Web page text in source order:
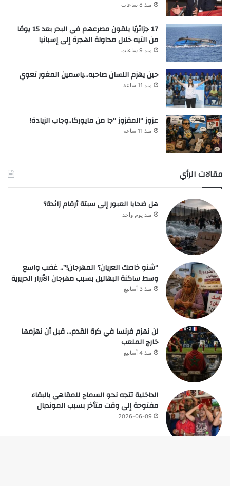
منذ 8 ساعات
17 جزائريًا يلقون مصرعهم في البحر بعد 15 يومًا
من التيه خلال محاولة الهجرة إلى إسبانيا
منذ 9 ساعات
حين يهزم اللسان صاحبه…ياسمين المغور تعوي
منذ 11 ساعة
عزوز “المقزوز “جا من مايوركا..وجاب الزيادة!
منذ 11 ساعة
مقالات الرأي
هل ضحايا العبور إلى سبتة أرقام زائدة؟
منذ يوم واحد
“شنو خاصك العريان؟ المهرجان!”.. غضب واسع
وسط ساكنة البهاليل بسبب مهرجان الأزرار الحريرية
منذ 3 أسابيع
لن نهزم فرنسا في كرة القدم… قبل أن نهزمها
خارج الملعب
منذ 4 أسابيع
الداخلية تتجه نحو السماح للمقاهي بالبقاء
مفتوحة إلى وقت متأخر بسبب المونديال
2026-06-09